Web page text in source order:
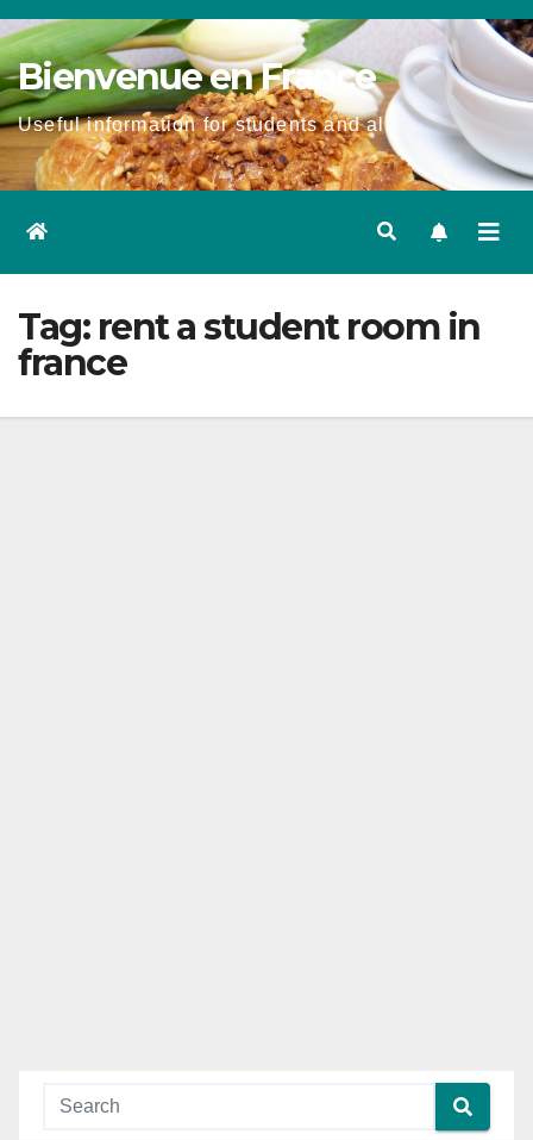
Skip
to
content
Bienvenue en France
Useful information for students and all!
Tag: rent a student room in
france